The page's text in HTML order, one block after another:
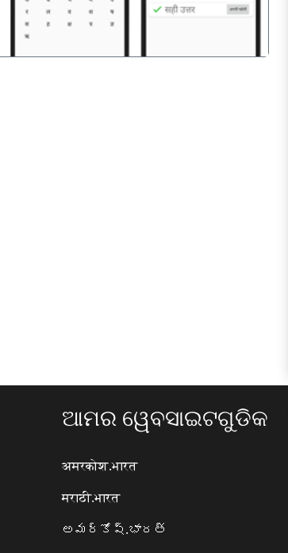
ଆମର ୱେବସାଇଟଗୁଡିକ
अमरकोश.भारत
मराठी.भारत
అమర్కోష్.భారత్